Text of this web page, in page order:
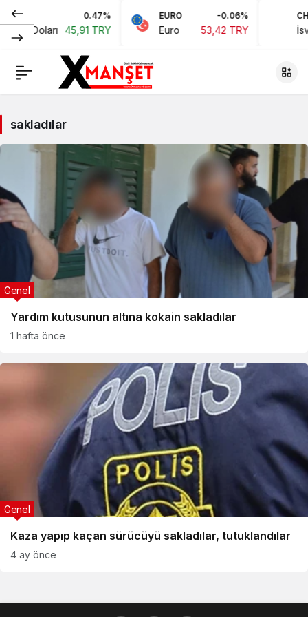
0.47%
Doları 45,91 TRY
EURO -0.06%
Euro 53,42 TRY
CHF
sakladılar
Yardım kutusunun altına kokain sakladılar
Genel
1 hafta önce
Kaza yapıp kaçan sürücüyü sakladılar, tutuklandılar
Genel
4 ay önce